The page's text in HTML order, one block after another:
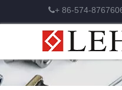
+ 86-574-